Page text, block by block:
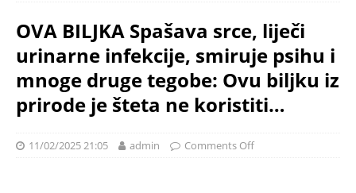
OVA BILJKA Spašava srce, liječi
urinarne infekcije, smiruje psihu i
mnoge druge tegobe: Ovu biljku iz
prirode je šteta ne koristiti…
11/02/2025 21:05 admin Comments Off